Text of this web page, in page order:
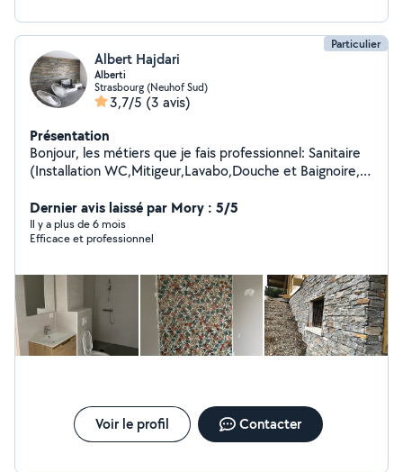
Particulier
Albert Hajdari
Alberti
Strasbourg (Neuhof Sud)
3,7/5 (3 avis)
Présentation
Bonjour, les métiers que je fais professionnel: Sanitaire
(Installation WC,Mitigeur,Lavabo,Douche et Baignoire,
Peinture Parquet Instagram: Alberti.renovation
Dernier avis laissé par Mory : 5/5
Il y a plus de 6 mois
Efficace et professionnel
Voir le profil Contacter